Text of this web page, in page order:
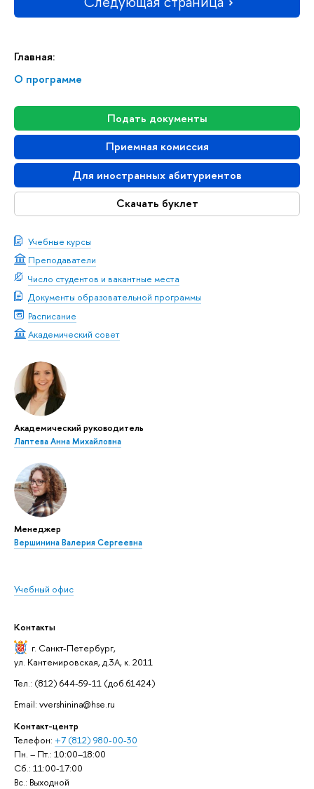
Главная:
О программе
Подать документы
Приемная комиссия
Для иностранных абитуриентов
Скачать буклет
Учебные курсы
Преподаватели
Число студентов и вакантные места
Документы образовательной программы
Расписание
Академический совет
Академический руководитель
Лаптева Анна Михайловна
Менеджер
Вершинина Валерия Сергеевна
Учебный офис
Контакты
г. Санкт-Петербург,
ул. Кантемировская, д.3А, к. 2011
Тел.: (812) 644-59-11 (доб.61424)
Email: vvershinina@hse.ru
Контакт-центр
Телефон: +7 (812) 980-00-30
Пн. – Пт.: 10:00–18:00
Сб.: 11:00-17:00
Вс.: Выходной